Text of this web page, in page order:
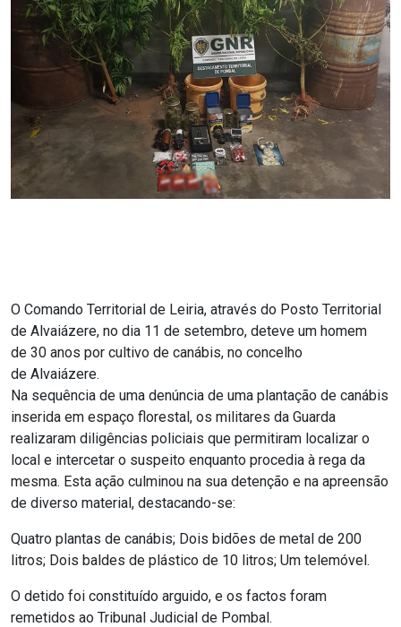
O Comando Territorial de Leiria, através do Posto Territorial
de Alvaiázere, no dia 11 de setembro, deteve um homem
de 30 anos por cultivo de canábis, no concelho
de Alvaiázere.
Na sequência de uma denúncia de uma plantação de canábis
inserida em espaço florestal, os militares da Guarda
realizaram diligências policiais que permitiram localizar o
local e intercetar o suspeito enquanto procedia à rega da
mesma. Esta ação culminou na sua detenção e na apreensão
de diverso material, destacando-se:
Quatro plantas de canábis; Dois bidões de metal de 200
litros; Dois baldes de plástico de 10 litros; Um telemóvel.
O detido foi constituído arguido, e os factos foram
remetidos ao Tribunal Judicial de Pombal.